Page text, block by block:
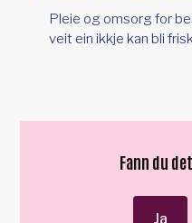
Pleie og omsorg for
veit ein ikkje kan bli
Fann du
Ja